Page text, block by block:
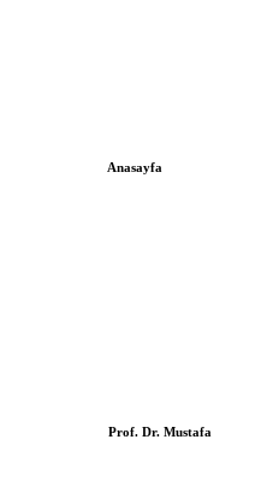
Anasayfa
Prof. Dr. Mustafa